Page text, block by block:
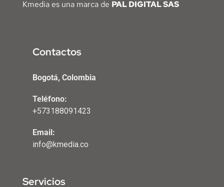
Kmedia es una marca de PAL DIGITAL SAS
Contactos
Bogotá, Colombia
Teléfono:
+573188091423
Email:
info@kmedia.co
Servicios